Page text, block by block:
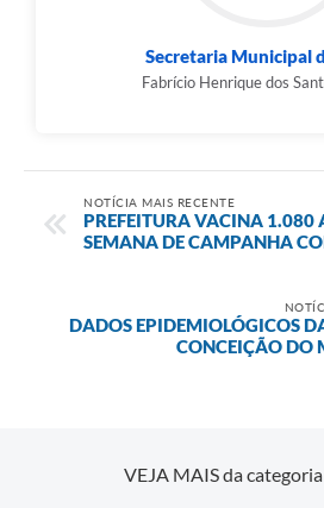
Secretaria Municipal
Fabrício Henrique dos
NOTÍCIA MAIS RECENTE
PREFEITURA VACINA 1.080
SEMANA DE CAMPANHA
DADOS EPIDEMIOLÓGICOS
CONCEIÇÃO DO
VEJA MAIS da categoria